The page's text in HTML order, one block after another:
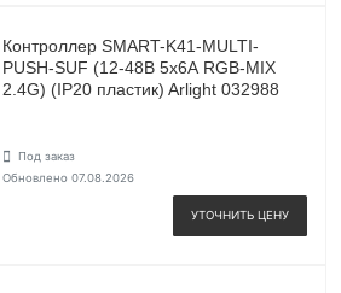
Контроллер SMART-K41-MULTI-
PUSH-SUF (12-48В 5х6А RGB-MIX
2.4G) (IP20 пластик) Arlight 032988
Под заказ
Обновлено 07.08.2026
УТОЧНИТЬ ЦЕНУ